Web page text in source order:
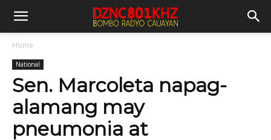
Home
National
Sen. Marcoleta napag-
alamang may
pneumonia at